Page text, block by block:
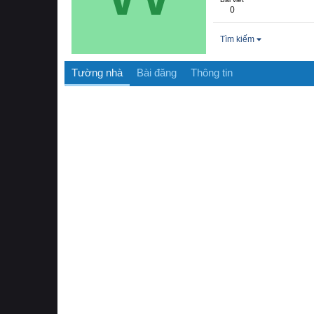
0
Tìm kiếm
Tường nhà Bài đăng Thông tin